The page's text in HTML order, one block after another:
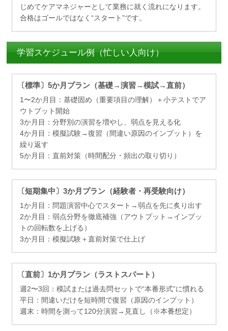
じめてケアマネジャーとして業務に就く流れになります。
合格はゴールではなく“スタート”です。
学習スケジュール例（忙しい人向け）
〔標準〕5か月プラン（基礎→演習→模試→直前）
1〜2か月目：基礎固め（重要項目の理解）＋小テストでア
ウトプット開始
3か月目：分野別の演習を増やし、弱点を見える化
4か月目：模擬試験→復習（間違い原因のインプット）を
繰り返す
5か月目：直前対策（時間配分・頻出の取り切り）
〔短期集中〕3か月プラン（経験者・再受験向け）
1か月目：問題演習中心でスタート→弱点を先に炙り出す
2か月目：弱点分野を徹底補強（アウトプット→インプッ
トの回転数を上げる）
3か月目：模擬試験＋直前対策で仕上げ
〔直前〕1か月プラン（ラストスパート）
週2〜3回：模試または過去問セットで“本番形式”に慣れる
平日：間違いだけを短時間で復習（原因のインプット）
週末：時間を測って120分演習→見直し（※本番想定）